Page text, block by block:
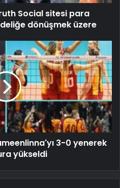
Social sitesi para
dönüşmek üzere
3-0 yenerek
yükseldi